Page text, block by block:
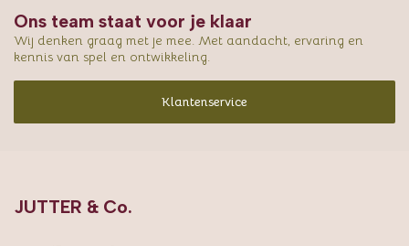
Ons team staat voor je klaar
Wij denken graag met je mee. Met aandacht, ervaring en
kennis van spel en ontwikkeling.
Klantenservice
JUTTER & Co.